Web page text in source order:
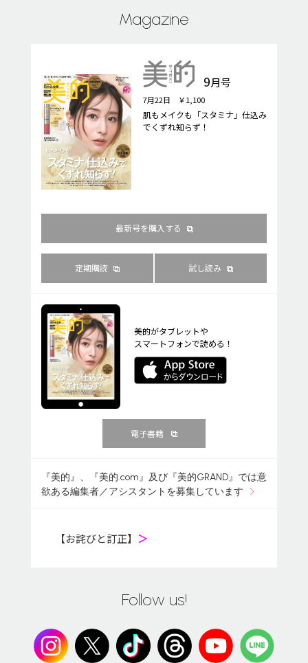
Magazine
9月号
7月22日 ￥1,100
肌もメイクも「スタミナ」仕込み
でくずれ知らず！
最新号を購入する
定期購読 試し読み
美的がタブレットや
スマートフォンで読める！
電子書籍
『美的』、『美的.com』及び『美的GRAND』では意
欲ある編集者／アシスタントを募集しています
【お詫びと訂正】 ＞
Follow us!